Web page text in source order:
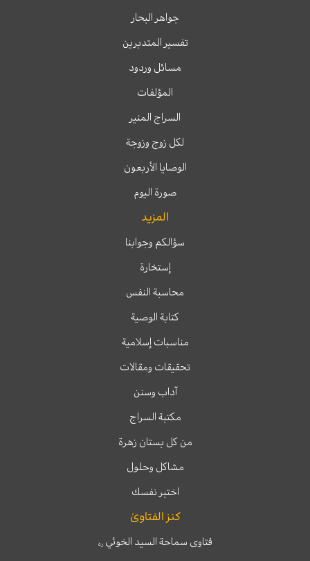
جواهر البحار
تفسير المتدبرين
مسائل وردود
المؤلفات
السراج المنير
لكل زوج وزوجة
الوصايا الأربعون
صورة اليوم
المزيد
سؤالكم وجوابنا
إستخارة
محاسبة النفس
كتابة الوصية
مناسبات إسلامية
تحقيقات ومقالات
آداب وسنن
مكتبة السراج
من كل بستان زهرة
مشاكل وحلول
اختبر نفسك
كنز الفتاوىٰ
فتاوى سماحة السيد الخوئيره